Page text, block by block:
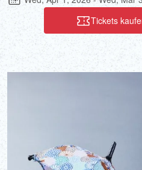
sind, sind Kunstwerke mit feinen
verwenden können. Erleben Sie
Kiriko-Schliffglas, das Ihren Tisch
Geschichte, der seine Brillanz
Tickets